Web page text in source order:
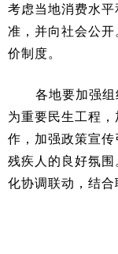
考虑当地消费水
准，并向社会公
价制度。
各地要加强组
为重要民生工程
作，加强政策宣
残疾人的良好氛
化协调联动，结合